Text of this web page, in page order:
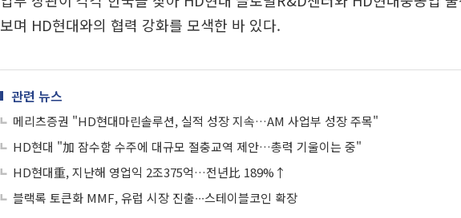
보며 HD현대와의 협력 강화를 모색한 바 있다.
관련 뉴스
메리츠증권 "HD현대마린솔루션, 실적 성장 지속…AM 사업부 성장 주목"
HD현대 "加 잠수함 수주에 대규모 절충교역 제안…총력 기울이는 중"
HD현대重, 지난해 영업익 2조375억…전년比 189%↑
블랙록 토큰화 MMF, 유럽 시장 진출∙∙∙스테이블코인 확장